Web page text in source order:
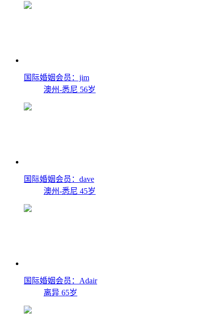
国际婚姻会员：jim
澳州-悉尼 56岁
国际婚姻会员：dave
澳州-悉尼 45岁
国际婚姻会员：Adair
离异 65岁